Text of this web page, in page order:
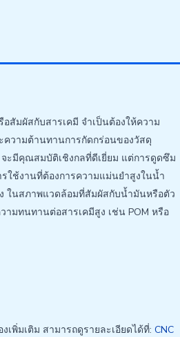
มผัสกับสารเคมี จำเป็นต้องให้ความ
วามต้านทานการกัดกร่อนของวัสดุ
ะมีคุณสมบัติเชิงกลที่ดีเยี่ยม แต่การดูดซึม
ใช้งานที่ต้องการความแม่นยำสูงในน้ำ
ในสภาพแวดล้อมที่สัมผัสกับน้ำมันหรือตัว
ามทนทานต่อสารเคมีสูง เช่น POM หรือ
เพิ่มเติม สามารถดูรายละเอียดได้ที่: CNC